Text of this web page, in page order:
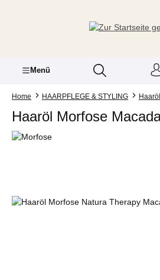
Menü
Home HAARPFLEGE & STYLING
Haaröl Morfose
Bildergalerie überspringen